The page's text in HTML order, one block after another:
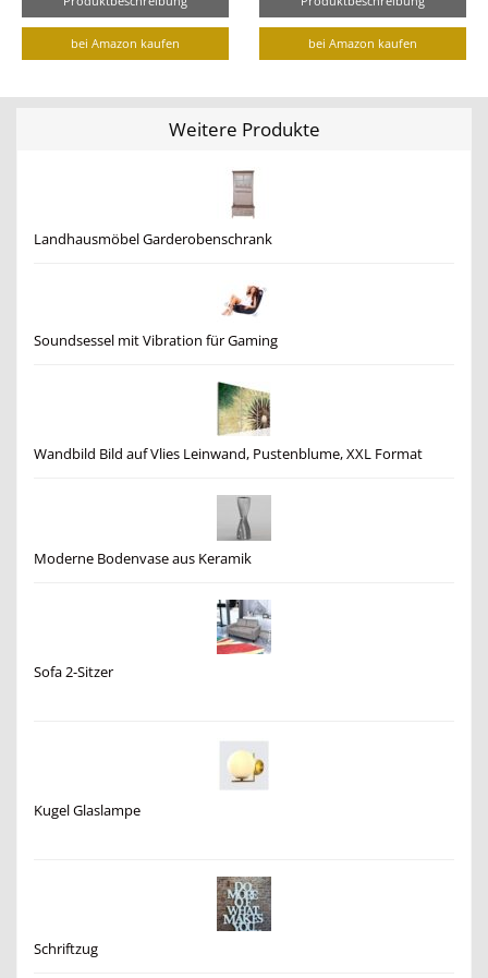
bei Amazon kaufen bei Amazon kaufen
Weitere Produkte
Landhausmöbel Garderobenschrank
Soundsessel mit Vibration für Gaming
Wandbild Bild auf Vlies Leinwand, Pustenblume, XXL Format
Moderne Bodenvase aus Keramik
Sofa 2-Sitzer
Kugel Glaslampe
Schriftzug